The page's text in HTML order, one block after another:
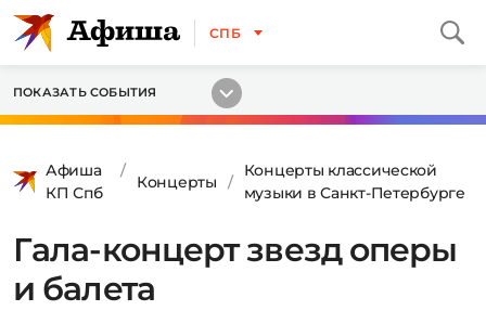
СПБ
ПОКАЗАТЬ СОБЫТИЯ
Афиша
КП Спб
Концерты
Концерты классической
музыки в Санкт-Петербурге
Гала-концерт звезд оперы
и балета